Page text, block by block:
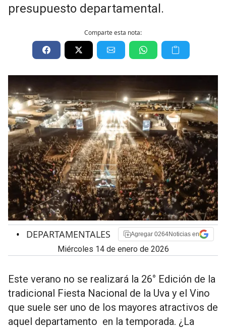
presupuesto departamental.
Comparte esta nota:
• DEPARTAMENTALES Agregar 0264Noticias en
miércoles 14 de enero de 2026
Este verano no se realizará la 26° Edición de la
tradicional Fiesta Nacional de la Uva y el Vino
que suele ser uno de los mayores atractivos de
aquel departamento en la temporada. ¿La